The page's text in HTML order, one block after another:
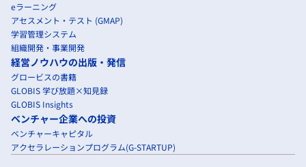
eラーニング
アセスメント・テスト (GMAP)
学習管理システム
組織開発・事業開発
経営ノウハウの出版・発信
グロービスの書籍
GLOBIS 学び放題×知見録
GLOBIS Insights
ベンチャー企業への投資
ベンチャーキャピタル
アクセラレーションプログラム(G-STARTUP)